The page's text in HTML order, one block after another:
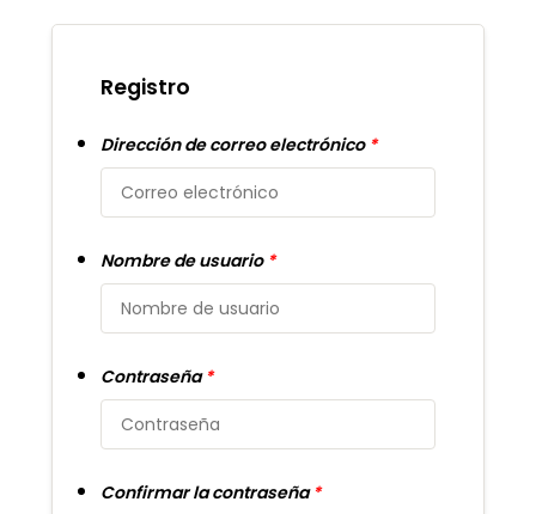
Registro
Dirección de correo electrónico *
Nombre de usuario *
Contraseña*
Confirmar la contraseña*